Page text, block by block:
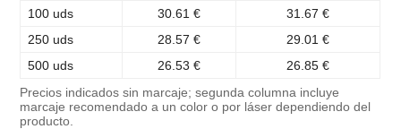
100 uds
30.61 €
31.67 €
250 uds
28.57 €
29.01 €
500 uds
26.53 € 26.85 €
Precios indicados sin marcaje; segunda columna incluye
marcaje recomendado a un color o por láser dependiendo del
producto.